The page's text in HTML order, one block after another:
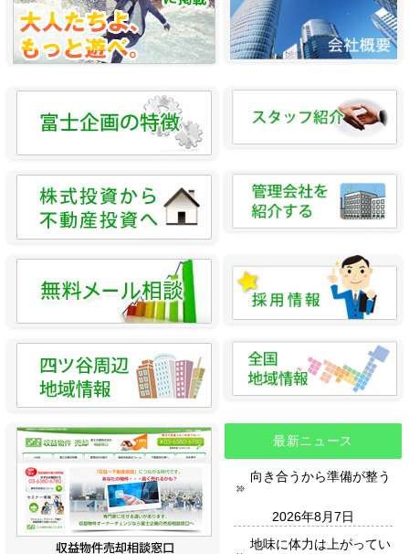
最新ニュース
向き合うから準備が整う
2026年8月7日
地味に体力は上がってい